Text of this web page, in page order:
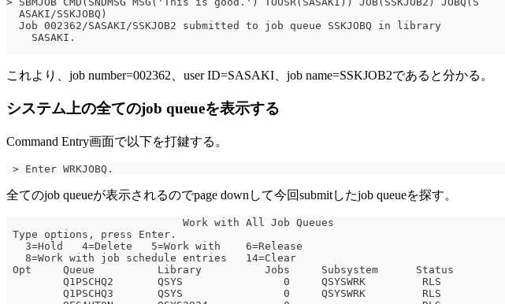
  ASAKI/SSKJOBQ)
  Job 002362/SASAKI/SSKJOB2 submitted to job queue SSKJOBQ in library
    SASAKI.
これより、job number=002362、user ID=SASAKI、job name=SSKJOB2であると分かる。
システム上の全てのjob queueを表示する
Command Entry画面で以下を打鍵する。
> Enter WRKJOBQ.
全てのjob queueが表示されるのでpage downして今回submitしたjob queueを探す。
                            Work with All Job Queues
Type options, press Enter.
   3=Hold   4=Delete   5=Work with    6=Release
   8=Work with job schedule entries   14=Clear
Opt     Queue          Library          Jobs     Subsystem      Status
         Q1PSCHQ2       QSYS                0     QSYSWRK         RLS
         Q1PSCHQ3       QSYS                0     QSYSWRK         RLS